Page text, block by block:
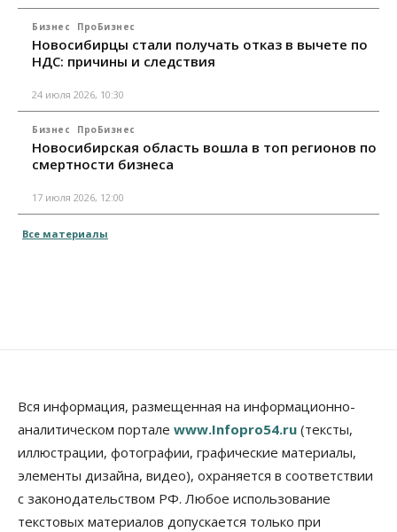
Бизнес ПроБизнес
Новосибирцы стали получать отказ в вычете по
НДС: причины и следствия
24 июля 2026, 10:30
Бизнес ПроБизнес
Новосибирская область вошла в топ регионов по
смертности бизнеса
17 июля 2026, 12:00
Все материалы
Вся информация, размещенная на информационно-
аналитическом портале www.Infopro54.ru (тексты,
иллюстрации, фотографии, графические материалы,
элементы дизайна, видео), охраняется в соответствии
с законодательством РФ. Любое использование
текстовых материалов допускается только при